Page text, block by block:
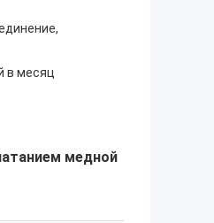
в месяц
медной